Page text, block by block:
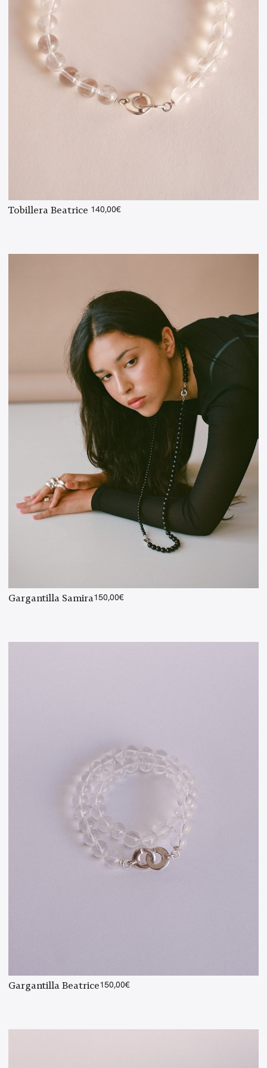
Tobillera Beatrice 140,00€
Gargantilla Samira150,00€
Gargantilla Beatrice150,00€